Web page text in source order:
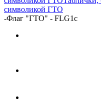
символикой ГТО
-Флаг "ГТО" - FLG1c